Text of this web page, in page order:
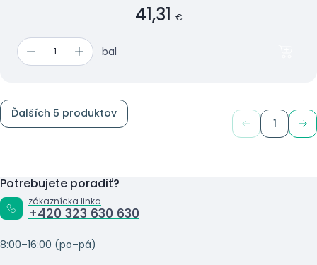
41,31 €
bal
Ďalších 5 produktov
1
Potrebujete poradiť?
zákaznícka linka
+420 323 630 630
8:00–16:00 (po–pá)